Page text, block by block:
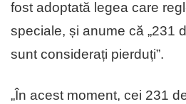
fost adoptată legea care
speciale, și anume că „231
sunt considerați pierduți”.
„În acest moment, cei 231